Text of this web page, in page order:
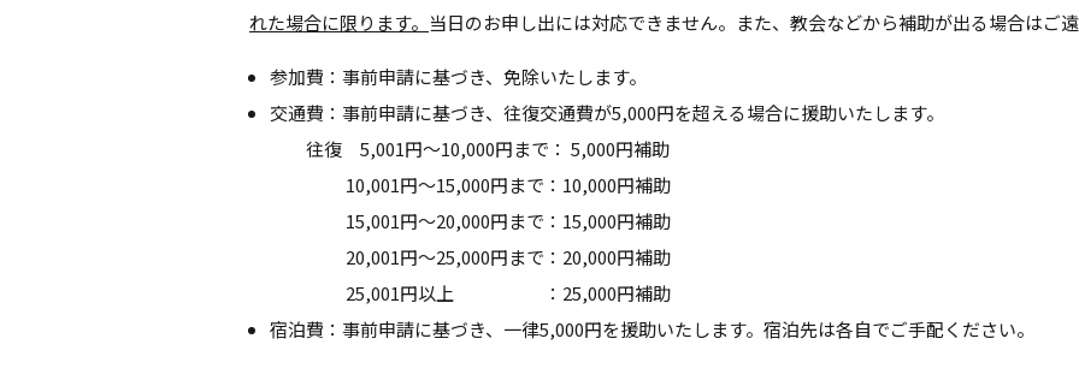
れた場合に限ります。 当日のお申し出には対応できません。また、教会などから補助が出る場合はご
参加費：事前申請に基づき、免除いたします。
交通費：事前申請に基づき、往復交通費が5,000円を超える場合に援助いたします。
往復 5,001円～10,000円まで： 5,000円補助
10,001円～15,000円まで：10,000円補助
15,001円～20,000円まで：15,000円補助
20,001円～25,000円まで：20,000円補助
25,001円以上 ：25,000円補助
宿泊費：事前申請に基づき、一律5,000円を援助いたします。宿泊先は各自でご手配ください。